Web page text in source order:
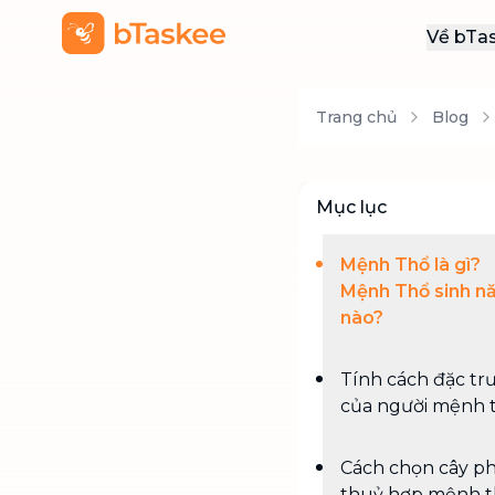
Về
Trang chủ Blog
Mục lục
Mệnh Thổ là gì?
Mệnh Thổ sinh
nào?
Tính cách đặc
của người mệnh
Cách chọn cây